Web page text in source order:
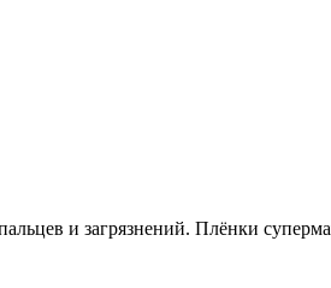
и загрязнений. Плёнки